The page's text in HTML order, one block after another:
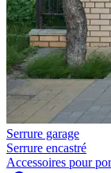
Serrure garage
Serrure encastré
Accessoires pour